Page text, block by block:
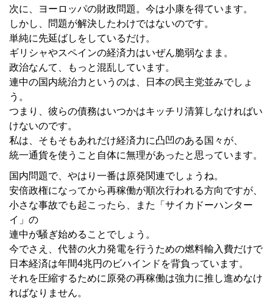
次に、ヨーロッパの財政問題。今は小康を得ています。
しかし、問題が解決したわけではないのです。
単純に先延ばしをしているだけ。
ギリシャやスペインの経済力はいぜん脆弱なまま。
政治なんて、もっと混乱しています。
連中の国内統治力というのは、日本の民主党並みでしょ
う。
つまり、彼らの債務はいつかはキッチリ清算しなければい
けないのです。
私は、そもそもあれだけ経済力に凸凹のある国々が、
統一通貨を使うこと自体に無理があったと思っています。
国内問題で、やはり一番は原発関連でしょうね。
安倍政権になってから再稼働が順次行われる方向ですが、
小さな事故でも起こったら、また「サイカドーハンター
イ」の
連中が騒ぎ始めることでしょう。
今でさえ、代替の火力発電を行うための燃料輸入費だけで
日本経済は年間4兆円のビハインドを背負っています。
それを圧縮するために原発の再稼働は強力に推し進めなけ
ればなりません。